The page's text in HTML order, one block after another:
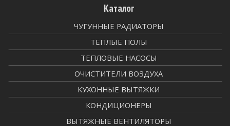
Каталог
ЧУГУННЫЕ РАДИАТОРЫ
ТЕПЛЫЕ ПОЛЫ
ТЕПЛОВЫЕ НАСОСЫ
ОЧИСТИТЕЛИ ВОЗДУХА
КУХОННЫЕ ВЫТЯЖКИ
КОНДИЦИОНЕРЫ
ВЫТЯЖНЫЕ ВЕНТИЛЯТОРЫ